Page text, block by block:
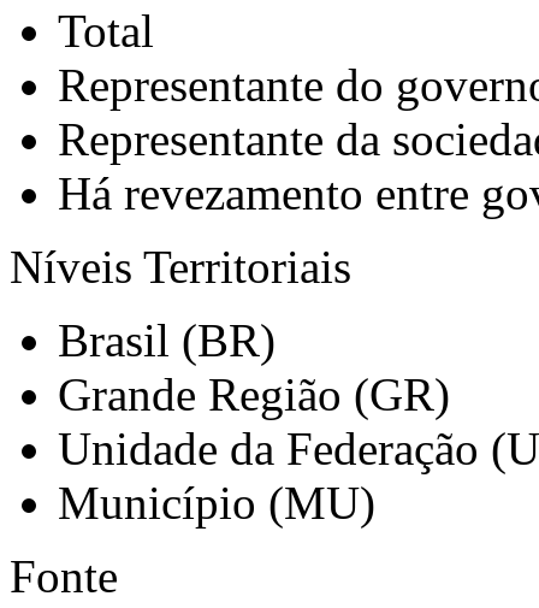
Total
Representante do
Representante da
Há revezamento entre
Níveis Territoriais
Brasil (BR)
Grande Região (GR)
Unidade da Federação
Município (MU)
Fonte